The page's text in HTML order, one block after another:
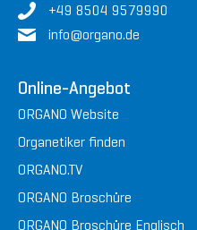
+49 8504 9579990
info@organo.de
Online-Angebot
ORGANO Website
Organetiker finden
ORGANO.TV
ORGANO Broschüre
ORGANO Broschüre Englisch